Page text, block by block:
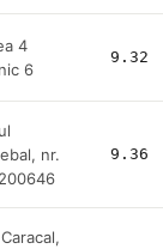
4
6
9.32
nr.
9.36